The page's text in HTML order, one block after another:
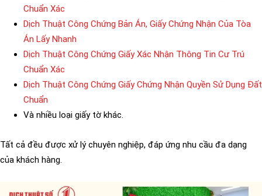
Chuẩn Xác
Dịch Thuật Công Chứng Bản Án, Giấy Chứng Nhận Của Tòa
Án Lấy Nhanh
Dịch Thuật Công Chứng Giấy Xác Nhận Thông Tin Cư Trú
Chuẩn Xác
Dịch Thuật Công Chứng Giấy Chứng Nhận Quyền Sử Dụng Đất
Chuẩn
Và nhiều loại giấy tờ khác.
Tất cả đều được xử lý chuyên nghiệp, đáp ứng nhu cầu đa dạng
của khách hàng.